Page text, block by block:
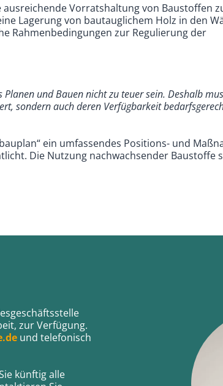
Vorratshaltung von Baustoffen
Lagerung von bautauglichem Holz in den
Rahmenbedingungen zur Regulierung der
und Bauen nicht zu teuer sein. Deshalb
sondern auch deren Verfügbarkeit
ein umfassendes Positions- und
Die Nutzung nachwachsender Baustoffe
zur Verfügung.
und telefonisch
künftig alle